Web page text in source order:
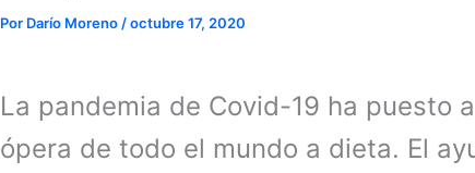
Por Darío Moreno/octubre 17, 2020
La pandemia de Covid-19 ha puesto
ópera de todo el mundo a dieta. El